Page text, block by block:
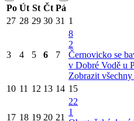
Po Út St Čt Pá
27 28 29 30 31 1
3 4 5 6 7
8
2
Černovicko se
v Dobré Vodě u
Zobrazit
10 11 12 13 14 15
17 18 19 20 21
22
1